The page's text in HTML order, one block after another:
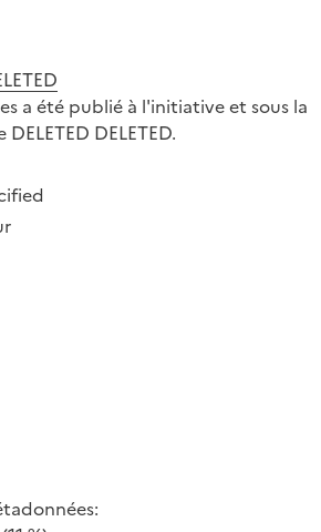
a été publié à l'initiative et sous la
DELETED.